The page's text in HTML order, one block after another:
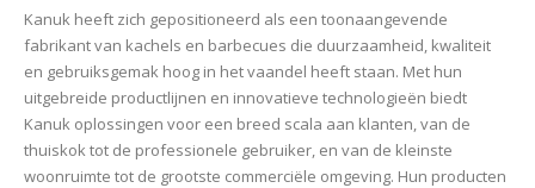
Kanuk heeft zich gepositioneerd als een toonaangevende
fabrikant van kachels en barbecues die duurzaamheid, kwaliteit
en gebruiksgemak hoog in het vaandel heeft staan. Met hun
uitgebreide productlijnen en innovatieve technologieën biedt
Kanuk oplossingen voor een breed scala aan klanten, van de
thuiskok tot de professionele gebruiker, en van de kleinste
woonruimte tot de grootste commerciële omgeving. Hun producten